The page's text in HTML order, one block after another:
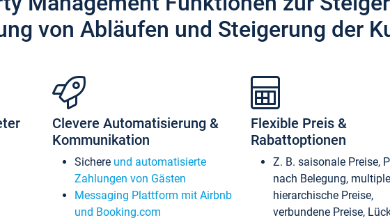
von Abläufen und Steigerung der
Clevere Automatisierung &
Kommunikation
Sichere und automatisierte
Zahlungen von Gästen
Messaging Plattform mit Airbnb
und Booking.com
Flexible Preis &
Rabattoptionen
Z. B. saisonale Preise,
nach Belegung, multiple
hierarchische Preise,
verbundene Preise,